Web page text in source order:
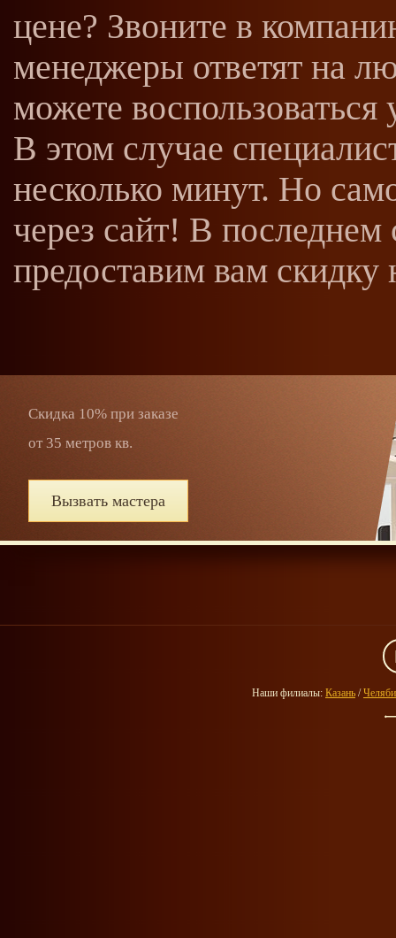
цене? Звоните в
менеджеры ответят на
можете воспользоваться
В этом случае
несколько минут. Но
через сайт! В последнем
предоставим вам скидку
Скидка 10% при заказе
от 35 метров кв.
Вызвать мастера
Наши филиалы: Казань /